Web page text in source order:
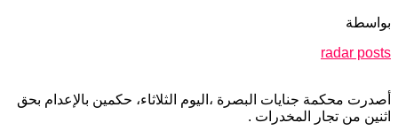
بواسطة
radar posts
أصدرت محكمة جنايات البصرة ،اليوم الثلاثاء، حكمين بالإعدام بحق
اثنين من تجار المخدرات .